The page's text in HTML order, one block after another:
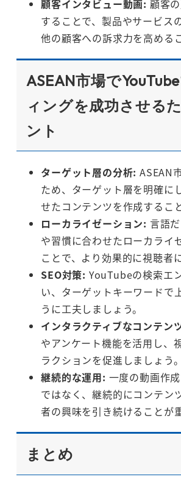
顧客インタビュー動画: 顧客
することで、製品やサービス
他の顧客への訴求力を高める
ASEAN市場で
ィングを成功させる
ント
ターゲット層の分析: ASEAN
ため、ターゲット層を明確に
せたコンテンツを作成するこ
ローカライゼーション: 言語
や習慣に合わせたローカライ
ことで、より効果的に視聴者
SEO対策: YouTubeの検索エ
い、ターゲットキーワードで
うに工夫しましょう。
インタラクティブなコンテン
やアンケート機能を活用し、
ラクションを促進しましょう。
継続的な運用: 一度の動画作
ではなく、継続的にコンテン
者の興味を引き続けることが
まとめ